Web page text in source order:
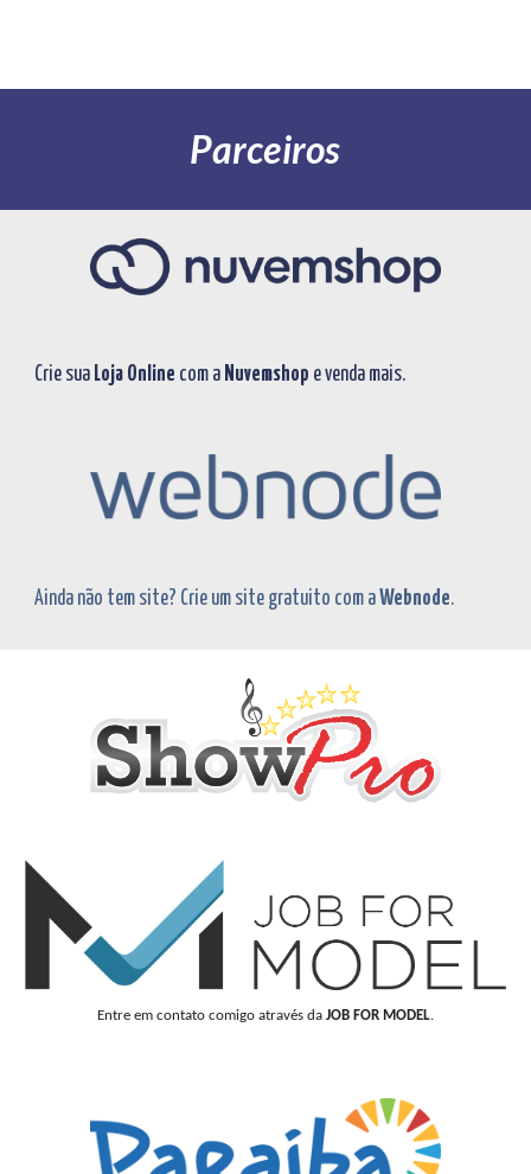
Parceiros
Crie sua Loja Online com a Nuvemshop e venda mais.
Ainda não tem site? Crie um site gratuito com aWebnode.
Entre em contato comigo através da JOB FOR MODEL.